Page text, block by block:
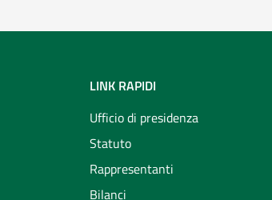
LINK RAPIDI
Ufficio di presidenza
Statuto
Rappresentanti
Bilanci